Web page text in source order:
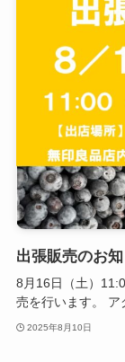
出張販売のお
8月16日（土）
売を行います。 ア
2025年8月10日